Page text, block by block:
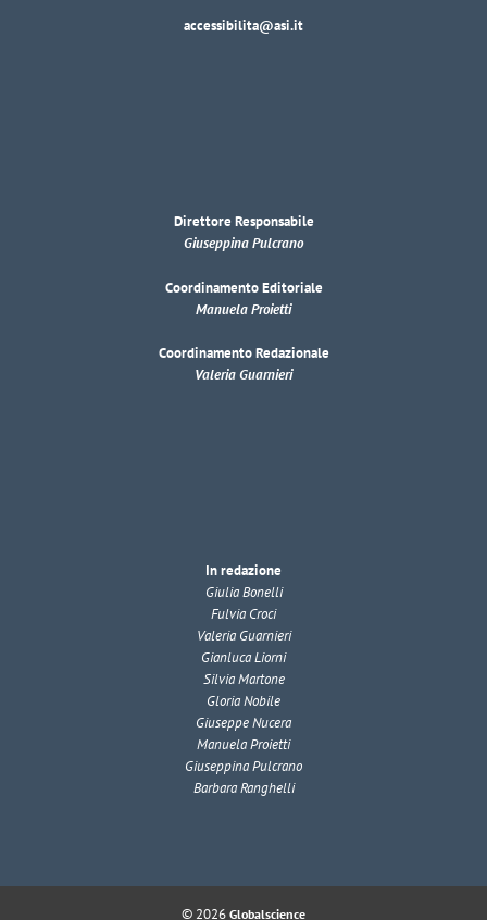
accessibilita@asi.it
Direttore Responsabile
Giuseppina Pulcrano
Coordinamento Editoriale
Manuela Proietti
Coordinamento Redazionale
Valeria Guarnieri
In redazione
Giulia Bonelli
Fulvia Croci
Valeria Guarnieri
Gianluca Liorni
Silvia Martone
Gloria Nobile
Giuseppe Nucera
Manuela Proietti
Giuseppina Pulcrano
Barbara Ranghelli
© 2026 Globalscience